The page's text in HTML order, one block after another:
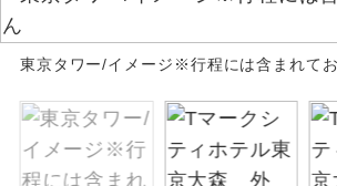
東京タワー/イメージ※行程には含まれて
ユネスコに登録され
然遺産を訪ねるコー
絶景スポットに立ち
温泉 温泉地にも宿泊する
お支払いは、クレジットカード
ります。
お申し込みの最後にクレジット
していただき、決済手続き完了